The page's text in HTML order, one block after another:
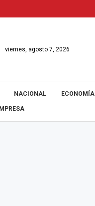
viernes, agosto 7, 2026
NACIONAL ECONOMÍA